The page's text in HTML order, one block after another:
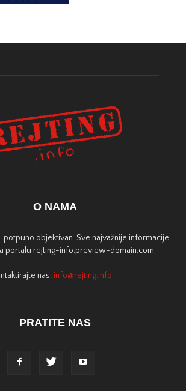
O NAMA
potpuno objektivan. Sve najvažnije informacije
portalu rejting-info.preview-domain.com
nas: info@rejting.info
PRATITE NAS